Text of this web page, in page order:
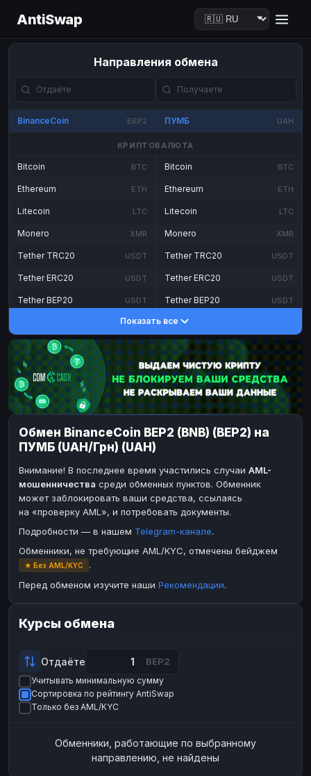
AntiSwap
Направления обмена
BinanceCoin BEP2 ПУМБ UAH
КРИПТОВАЛЮТА
Bitcoin BTC
Ethereum ETH
Litecoin LTC
Monero XMR
Tether TRC20 USDT
Tether ERC20 USDT
Tether BEP20 USDT
DASH
Toncoin TON
Dogecoin DOGE
TRX TRON
Bitcoin Cash BCH
BinanceCoin BEP20
Ether Classic
SOL
Ripple XRP
Bitcoin BTC
Ethereum ETH
Litecoin LTC
Monero XMR
Tether TRC20 USDT
Tether ERC20 USDT
Tether BEP20 USDT
DASH
Toncoin TON
Dogecoin DOGE
TRX TRON
Bitcoin Cash BCH
BinanceCoin BEP20
Ripple
Paxum USD
Perfect Money
Payoneer USD
ЮMoney RUB
Paxum
Payoneer
ЮMoney
БАЛАНСЫ КРИПТОБИРЖ
Binance
RUB СБЕР
Показать все
Обмен BinanceCoin BEP2 (BNB) (BEP2) на
ПУМБ (UAH/Грн) (UAH)
Внимание! В последнее время участились случаи AML-
мошенничества среди обменных пунктов. Обменник
может заблокировать ваши средства, ссылаясь
на «проверку AML», и потребовать документы.
Подробности — в нашем Telegram-канале.
Обменники, не требующие AML/KYC, отмечены бейджем
★ Без AML/KYC
.
Перед обменом изучите наши Рекомендации.
Курсы обмена
Отдаёте BEP2
Учитывать минимальную сумму
Сортировка по рейтингу AntiSwap
Только без AML/KYC
Обменники, работающие по выбранному
направлению, не найдены